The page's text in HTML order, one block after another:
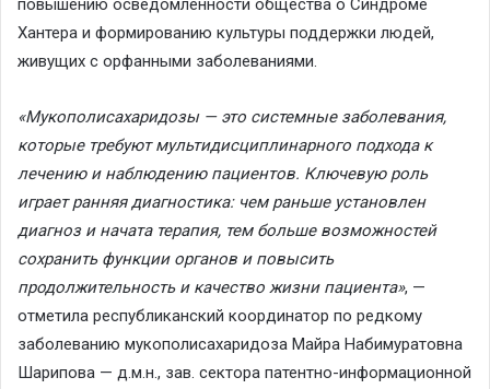
повышению осведомленности общества о Синдроме
Хантера и формированию культуры поддержки людей,
живущих с орфанными заболеваниями.
«Мукополисахаридозы — это системные заболевания,
которые требуют мультидисциплинарного подхода к
лечению и наблюдению пациентов. Ключевую роль
играет ранняя диагностика: чем раньше установлен
диагноз и начата терапия, тем больше возможностей
сохранить функции органов и повысить
продолжительность и качество жизни пациента», —
отметила республиканский координатор по редкому
заболеванию мукополисахаридоза Майра Набимуратовна
Шарипова — д.м.н., зав. сектора патентно-информационной